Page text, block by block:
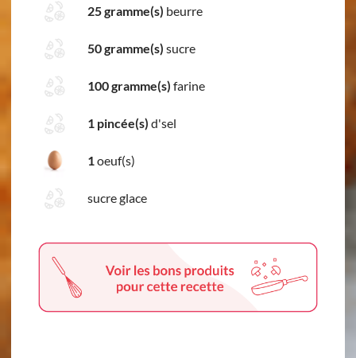
25 gramme(s) beurre
50 gramme(s) sucre
100 gramme(s) farine
1 pincée(s) d'sel
1oeuf(s)
sucre glace